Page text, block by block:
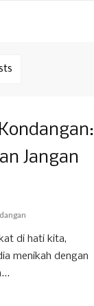
Jangan
di hati kita,
menikah dengan